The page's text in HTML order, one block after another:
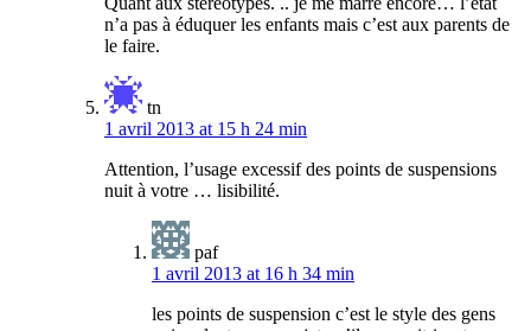
n’a pas à éduquer les enfants mais c’est aux parents de
le faire.
tn
1 avril 2013 at 15 h 24 min
Attention, l’usage excessif des points de suspensions
nuit à votre … lisibilité.
paf
1 avril 2013 at 16 h 34 min
les points de suspension c’est le style des gens